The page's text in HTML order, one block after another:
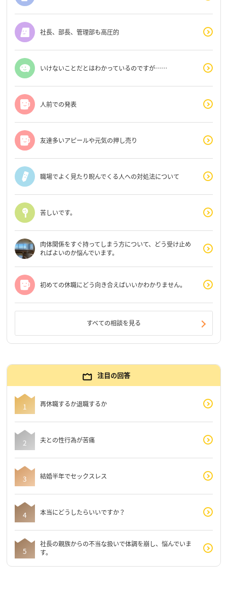
社長、部長、管理部も高圧的
いけないことだとはわかっているのですが……
人前での発表
友達多いアピールや元気の押し売り
職場でよく見たり睨んでくる人への対処法について
苦しいです。
肉体関係をすぐ持ってしまう方について、どう受け止め
ればよいのか悩んでいます。
初めての休職にどう向き合えばいいかわかりません。
すべての相談を見る
注目の回答
再休職するか退職するか
夫との性行為が苦痛
結婚半年でセックスレス
本当にどうしたらいいですか？
社長の親族からの不当な扱いで体調を崩し、悩んでいま
す。